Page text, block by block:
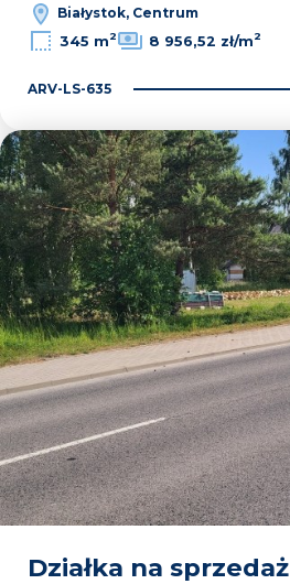
Białystok, Centrum
345 m2 8 956,52 zł/m2
ARV-LS-635
Działka na sprzedaż